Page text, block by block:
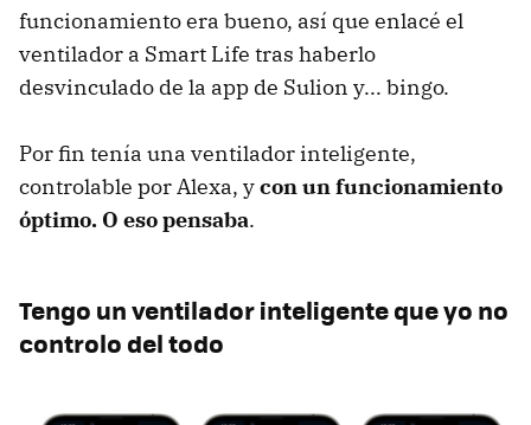
funcionamiento era bueno, así que enlacé el
ventilador a Smart Life tras haberlo
desvinculado de la app de Sulion y... bingo.
Por fin tenía una ventilador inteligente,
controlable por Alexa, ycon un funcionamiento
óptimo. O eso pensaba.
Tengo un ventilador inteligente que yo no
controlo del todo